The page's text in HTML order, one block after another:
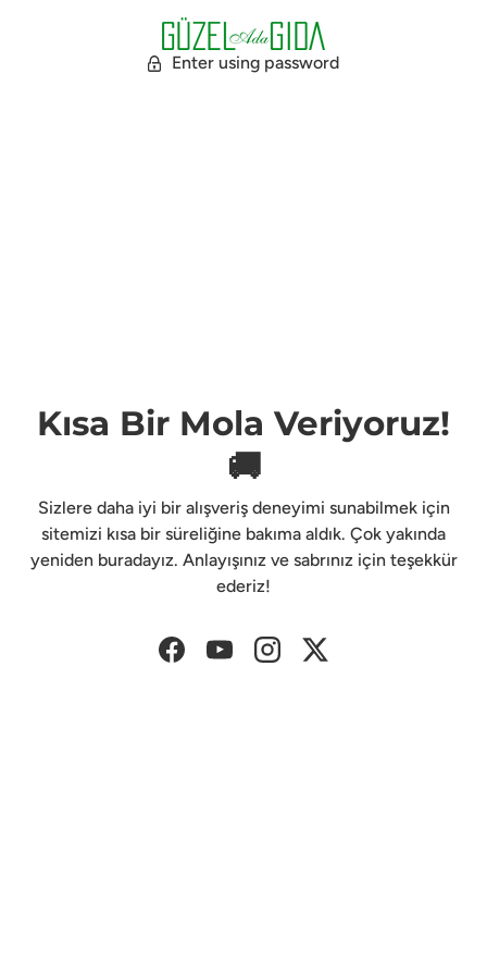
Enter using password
Kısa Bir Mola Veriyoruz!
🚚
Sizlere daha iyi bir alışveriş deneyimi sunabilmek için
sitemizi kısa bir süreliğine bakıma aldık. Çok yakında
yeniden buradayız. Anlayışınız ve sabrınız için teşekkür
ederiz!
FacebookYouTubeInstagramTwitter